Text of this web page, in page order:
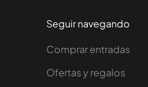
Seguir navegando
Comprar entradas
Ofertas y regalos